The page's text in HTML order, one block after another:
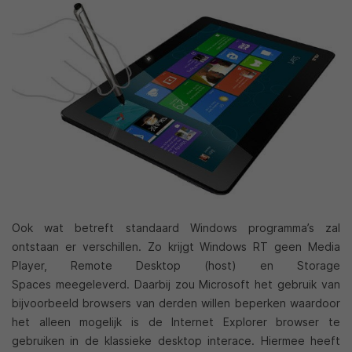
Ook wat betreft standaard Windows programma’s zal
ontstaan er verschillen. Zo krijgt Windows RT geen Media
Player, Remote Desktop (host) en Storage
Spaces meegeleverd. Daarbij zou Microsoft het gebruik van
bijvoorbeeld browsers van derden willen beperken waardoor
het alleen mogelijk is de Internet Explorer browser te
gebruiken in de klassieke desktop interace. Hiermee heeft